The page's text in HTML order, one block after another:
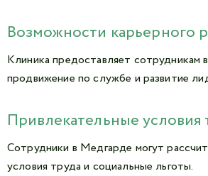
Возможности карьерного
Клиника предоставляет сотрудникам
продвижение по службе и развитие
Привлекательные условия
Сотрудники в Медгарде могут
условия труда и социальные льготы.